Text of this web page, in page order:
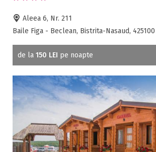
Aleea 6, Nr. 211
Baile Figa - Beclean, Bistrita-Nasaud, 425100
de la 150 LEI pe noapte